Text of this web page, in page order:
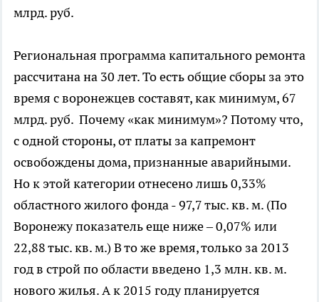
млрд. руб.
Региональная программа капитального ремонта
рассчитана на 30 лет. То есть общие сборы за это
время с воронежцев составят, как минимум, 67
млрд. руб. Почему «как минимум»? Потому что,
с одной стороны, от платы за капремонт
освобождены дома, признанные аварийными.
Но к этой категории отнесено лишь 0,33%
областного жилого фонда - 97,7 тыс. кв. м. (По
Воронежу показатель еще ниже – 0,07% или
22,88 тыс. кв. м.) В то же время, только за 2013
год в строй по области введено 1,3 млн. кв. м.
нового жилья. А к 2015 году планируется